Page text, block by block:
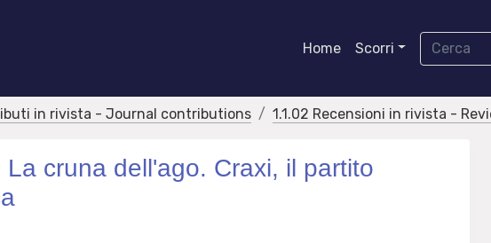
Home Scorri
in rivista - Journal contributions 1.1.02 Recensioni in rivista -
cruna dell'ago. Craxi, il partito